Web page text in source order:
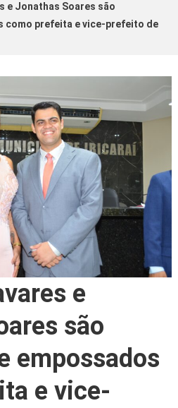
e Jonathas Soares são
como prefeita e vice-prefeito de
e
são
empossados
e vice-